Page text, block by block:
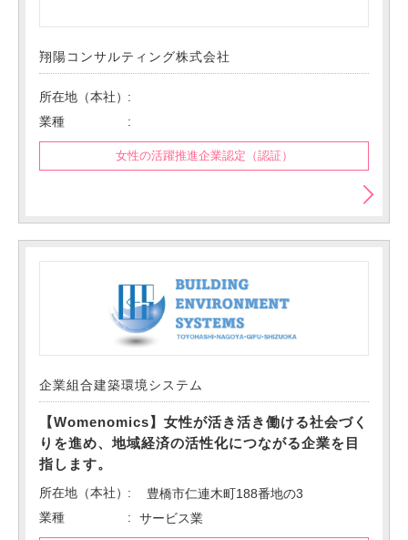
翔陽コンサルティング株式会社
所在地（本社）
業種
女性の活躍推進企業認定（認証）
企業組合建築環境システム
【Womenomics】女性が活き活き働ける社会づく
りを進め、地域経済の活性化につながる企業を目
指します。
所在地（本社）
豊橋市仁連木町188番地の3
業種
サービス業